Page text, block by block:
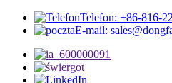
Telefon: +86-816-
E-mail: